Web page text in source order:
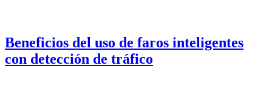
Beneficios del uso de faros inteligentes
con detección de tráfico